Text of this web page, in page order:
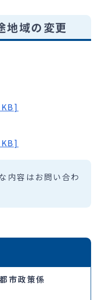
地域の変更
内容はお問い合わ
市政策係